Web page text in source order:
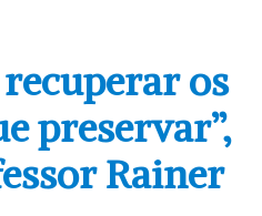
os
preservar”,
Rainer